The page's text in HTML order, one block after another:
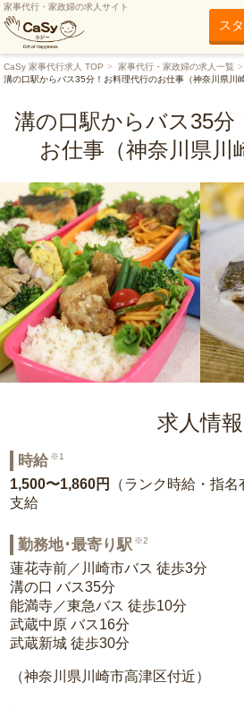
家事代行・家政婦の求人サイト
ス
CaSy 家事代行求人 TOP 家事代行・家政婦の求人一覧
溝の口駅からバス35分！お料理代行のお仕事（神奈川県川
溝の口駅からバス35分
お仕事（神奈川県川
求人情報
時給 ※1
1,500〜1,860円
（ランク時給・指
支給
勤務地･最寄り駅 ※2
蓮花寺前／川崎市バス 徒歩3分
溝の口 バス35分
能満寺／東急バス 徒歩10分
武蔵中原 バス16分
武蔵新城 徒歩30分
（神奈川県川崎市高津区付近）